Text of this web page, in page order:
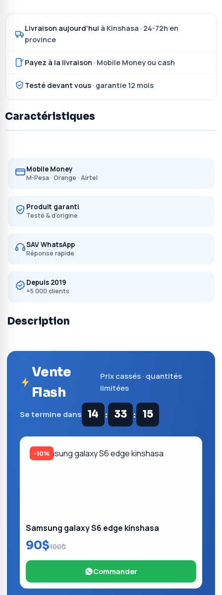
Livraison aujourd'hui à Kinshasa · 24-72h en
province
Payez à la livraison · Mobile Money ou cash
Testé devant vous · garantie 12 mois
Caractéristiques
Mobile Money
M-Pesa · Orange · Airtel
Produit garanti
Testé & d'origine
SAV WhatsApp
Réponse rapide
Depuis 2019
+5 000 clients
Description
Vente
Flash
Prix cassés · quantités
limitées
Se termine dans 14 : 33 : 15
-10%
Samsung galaxy S6 edge kinshasa
90$100$
Commander